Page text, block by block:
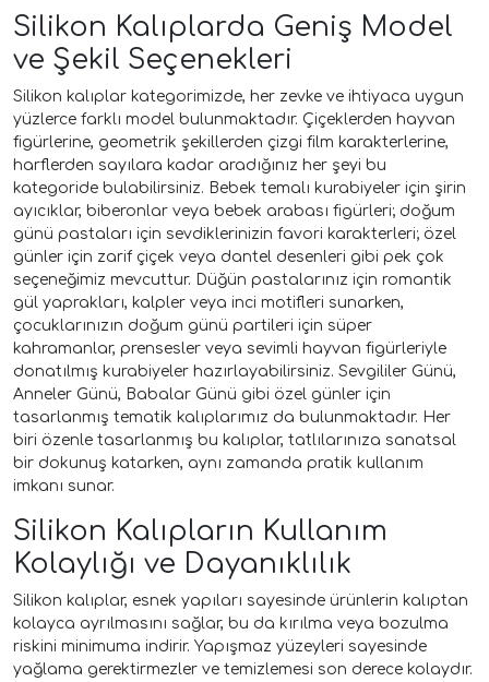
Silikon Kalıplarda Geniş Model
ve Şekil Seçenekleri
Silikon kalıplar kategorimizde, her zevke ve ihtiyaca uygun
yüzlerce farklı model bulunmaktadır. Çiçeklerden hayvan
figürlerine, geometrik şekillerden çizgi film karakterlerine,
harflerden sayılara kadar aradığınız her şeyi bu
kategoride bulabilirsiniz. Bebek temalı kurabiyeler için şirin
ayıcıklar, biberonlar veya bebek arabası figürleri; doğum
günü pastaları için sevdiklerinizin favori karakterleri; özel
günler için zarif çiçek veya dantel desenleri gibi pek çok
seçeneğimiz mevcuttur. Düğün pastalarınız için romantik
gül yaprakları, kalpler veya inci motifleri sunarken,
çocuklarınızın doğum günü partileri için süper
kahramanlar, prensesler veya sevimli hayvan figürleriyle
donatılmış kurabiyeler hazırlayabilirsiniz. Sevgililer Günü,
Anneler Günü, Babalar Günü gibi özel günler için
tasarlanmış tematik kalıplarımız da bulunmaktadır. Her
biri özenle tasarlanmış bu kalıplar, tatlılarınıza sanatsal
bir dokunuş katarken, aynı zamanda pratik kullanım
imkanı sunar.
Silikon Kalıpların Kullanım
Kolaylığı ve Dayanıklılık
Silikon kalıplar, esnek yapıları sayesinde ürünlerin kalıptan
kolayca ayrılmasını sağlar, bu da kırılma veya bozulma
riskini minimuma indirir. Yapışmaz yüzeyleri sayesinde
yağlama gerektirmezler ve temizlemesi son derece kolaydır.